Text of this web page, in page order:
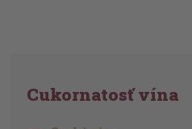
Cukornatosť vína